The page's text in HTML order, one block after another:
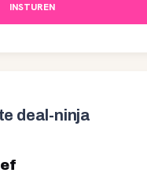
INSTUREN
deal-ninja